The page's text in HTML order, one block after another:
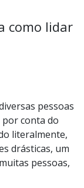
como lidar
pessoas
conta do
literalmente,
drásticas, um
pessoas,